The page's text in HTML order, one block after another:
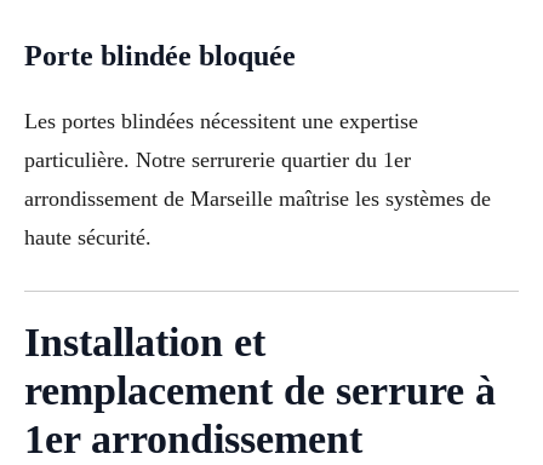
Porte blindée bloquée
Les portes blindées nécessitent une expertise
particulière. Notre serrurerie quartier du 1er
arrondissement de Marseille maîtrise les systèmes de
haute sécurité.
Installation et
remplacement de serrure à
1er arrondissement